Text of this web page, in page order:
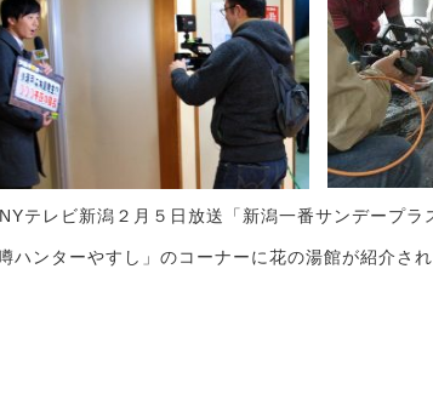
テレビ新潟２月５日放送「新潟一番サンデープラ
噂ハンターやすし」のコーナーに花の湯館が紹介され